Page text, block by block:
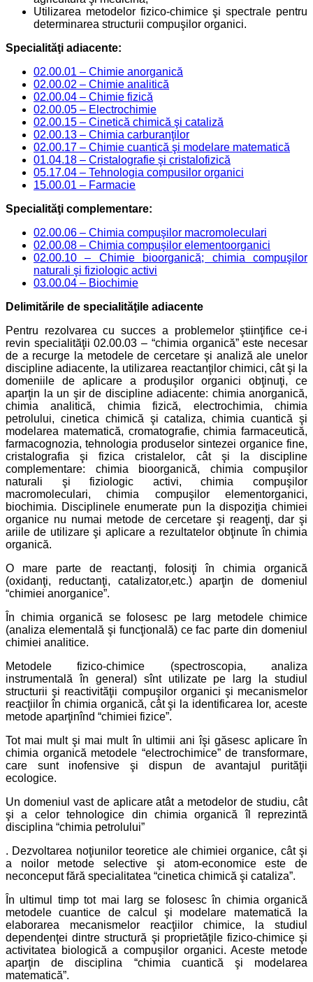
Utilizarea metodelor fizico-chimice şi spectrale pentru
determinarea structurii compuşilor organici.
Specialităţi adiacente:
02.00.01 – Chimie anorganică
02.00.02 – Chimie analitică
02.00.04 – Chimie fizică
02.00.05 – Electrochimie
02.00.15 – Cinetică chimică şi cataliză
02.00.13 – Chimia carburanţilor
02.00.17 – Chimie cuantică şi modelare matematică
01.04.18 – Cristalografie şi cristalofizică
05.17.04 – Tehnologia compusilor organici
15.00.01 – Farmacie
Specialităţi complementare:
02.00.06 – Chimia compuşilor macromoleculari
02.00.08 – Chimia compuşilor elementoorganici
02.00.10 – Chimie bioorganică; chimia compuşilor
naturali şi fiziologic activi
03.00.04 – Biochimie
Delimitările de specialităţile adiacente
Pentru rezolvarea cu succes a problemelor ştiinţifice ce-i
revin specialităţii 02.00.03 – “chimia organică” este necesar
de a recurge la metodele de cercetare şi analiză ale unelor
discipline adiacente, la utilizarea reactanţilor chimici, cât şi la
domeniile de aplicare a produşilor organici obţinuţi, ce
aparţin la un şir de discipline adiacente: chimia anorganică,
chimia analitică, chimia fizică, electrochimia, chimia
petrolului, cinetica chimică şi cataliza, chimia cuantică şi
modelarea matematică, cromatografie, chimia farmaceutică,
farmacognozia, tehnologia produselor sintezei organice fine,
cristalografia şi fizica cristalelor, cât şi la discipline
complementare: chimia bioorganică, chimia compuşilor
naturali şi fiziologic activi, chimia compuşilor
macromoleculari, chimia compuşilor elementorganici,
biochimia. Disciplinele enumerate pun la dispoziţia chimiei
organice nu numai metode de cercetare şi reagenţi, dar şi
ariile de utilizare şi aplicare a rezultatelor obţinute în chimia
organică.
O mare parte de reactanţi, folosiţi în chimia organică
(oxidanţi, reductanţi, catalizator,etc.) aparţin de domeniul
“chimiei anorganice”.
În chimia organică se folosesc pe larg metodele chimice
(analiza elementală şi funcţională) ce fac parte din domeniul
chimiei analitice.
Metodele fizico-chimice (spectroscopia, analiza
instrumentală în general) sînt utilizate pe larg la studiul
structurii şi reactivităţii compuşilor organici şi mecanismelor
reacţiilor în chimia organică, cât şi la identificarea lor, aceste
metode aparţinînd “chimiei fizice”.
Tot mai mult şi mai mult în ultimii ani îşi găsesc aplicare în
chimia organică metodele “electrochimice” de transformare,
care sunt inofensive şi dispun de avantajul purităţii
ecologice.
Un domeniul vast de aplicare atât a metodelor de studiu, cât
şi a celor tehnologice din chimia organică îl reprezintă
disciplina “chimia petrolului”
. Dezvoltarea noţiunilor teoretice ale chimiei organice, cât şi
a noilor metode selective şi atom-economice este de
neconceput fără specialitatea “cinetica chimică şi cataliza”.
În ultimul timp tot mai larg se folosesc în chimia organică
metodele cuantice de calcul şi modelare matematică la
elaborarea mecanismelor reacţiilor chimice, la studiul
dependenţei dintre structură şi proprietăţile fizico-chimice şi
activitatea biologică a compuşilor organici. Aceste metode
aparţin de disciplina “chimia cuantică şi modelarea
matematică”.